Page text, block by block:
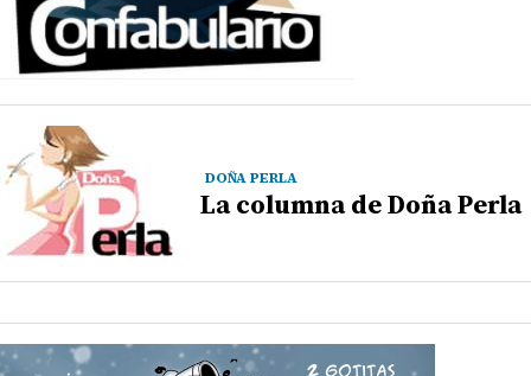
DOÑA PERLA
La columna de Doña Perla